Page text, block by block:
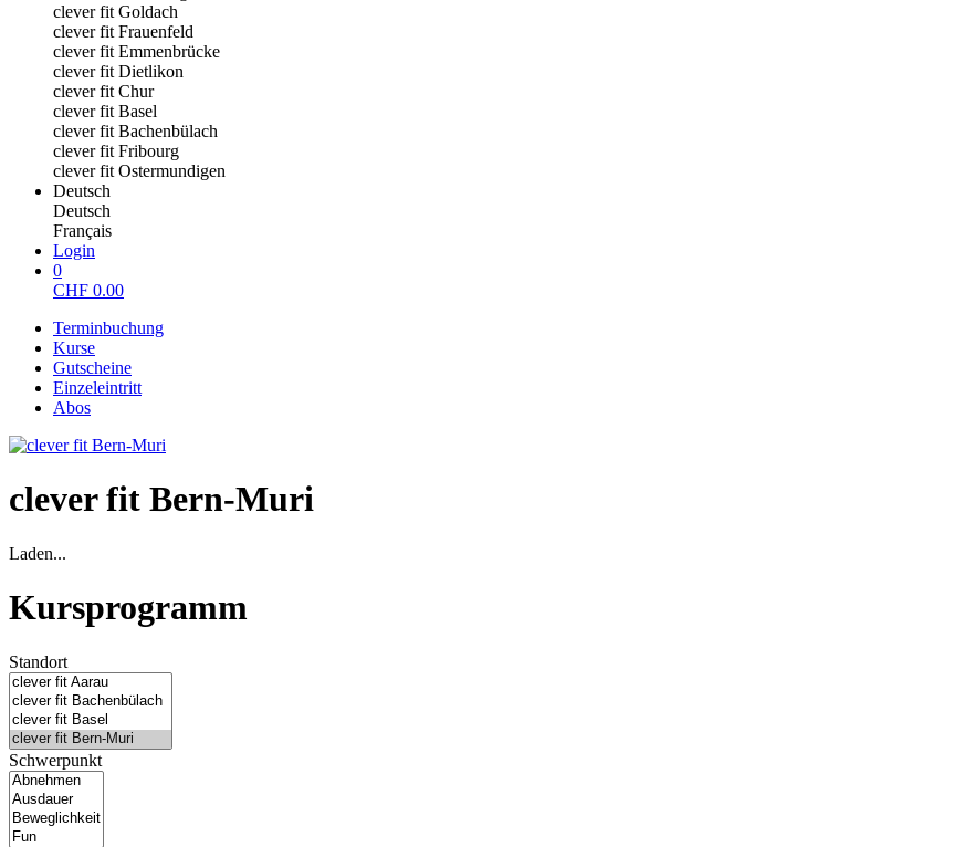
clever fit Goldach
clever fit Frauenfeld
clever fit Emmenbrücke
clever fit Dietlikon
clever fit Chur
clever fit Basel
clever fit Bachenbülach
clever fit Fribourg
clever fit Ostermundigen
Deutsch
Deutsch
Français
Login
0
CHF 0.00
Terminbuchung
Kurse
Gutscheine
Einzeleintritt
Abos
clever fit Bern-Muri
Laden...
Kursprogramm
Standort
Schwerpunkt